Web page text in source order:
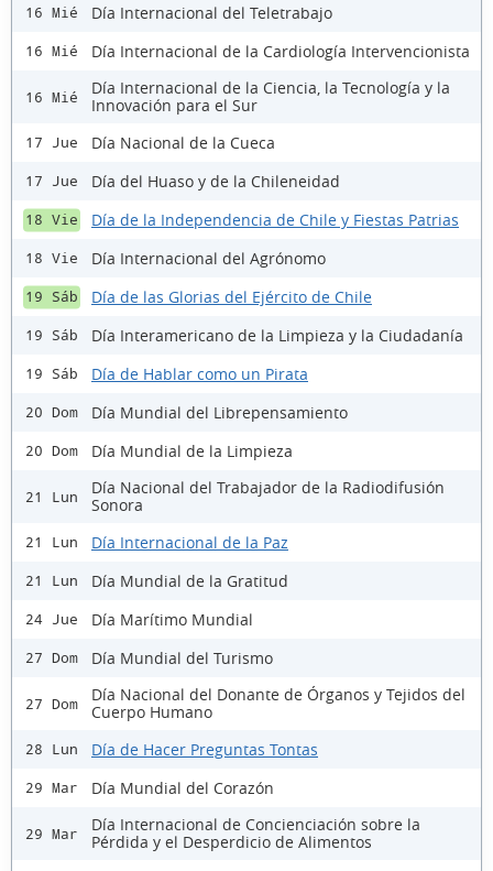
16 Mié Día Internacional del Teletrabajo
16 Mié Día Internacional de la Cardiología Intervencionista
16 Mié
Día Internacional de la Ciencia, la Tecnología y la
Innovación para el Sur
17 Jue Día Nacional de la Cueca
17 Jue Día del Huaso y de la Chileneidad
18 Vie Día de la Independencia de Chile y Fiestas Patrias
18 Vie Día Internacional del Agrónomo
19 Sáb Día de las Glorias del Ejército de Chile
19 Sáb Día Interamericano de la Limpieza y la Ciudadanía
19 Sáb Día de Hablar como un Pirata
20 Dom Día Mundial del Librepensamiento
20 Dom Día Mundial de la Limpieza
21 Lun
Día Nacional del Trabajador de la Radiodifusión
Sonora
21 Lun Día Internacional de la Paz
21 Lun Día Mundial de la Gratitud
24 Jue Día Marítimo Mundial
27 Dom Día Mundial del Turismo
27 Dom
Día Nacional del Donante de Órganos y Tejidos del
Cuerpo Humano
28 Lun Día de Hacer Preguntas Tontas
29 Mar Día Mundial del Corazón
29 Mar
Día Internacional de Concienciación sobre la
Pérdida y el Desperdicio de Alimentos